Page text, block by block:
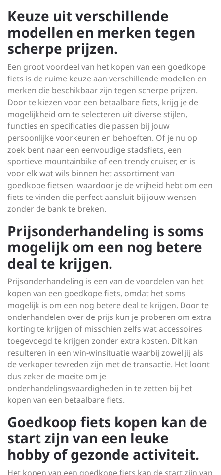
Keuze uit verschillende
modellen en merken tegen
scherpe prijzen.
Een groot voordeel van het kopen van een goedkope
fiets is de ruime keuze aan verschillende modellen en
merken die beschikbaar zijn tegen scherpe prijzen.
Door te kiezen voor een betaalbare fiets, krijg je de
mogelijkheid om te selecteren uit diverse stijlen,
functies en specificaties die passen bij jouw
persoonlijke voorkeuren en behoeften. Of je nu op
zoek bent naar een eenvoudige stadsfiets, een
sportieve mountainbike of een trendy cruiser, er is
voor elk wat wils binnen het assortiment van
goedkope fietsen, waardoor je de vrijheid hebt om een
fiets te vinden die perfect aansluit bij jouw wensen
zonder de bank te breken.
Prijsonderhandeling is soms
mogelijk om een nog betere
deal te krijgen.
Prijsonderhandeling is een van de voordelen van het
kopen van een goedkope fiets, omdat het soms
mogelijk is om een nog betere deal te krijgen. Door te
onderhandelen over de prijs kun je proberen om extra
korting te krijgen of misschien zelfs wat accessoires
toegevoegd te krijgen zonder extra kosten. Dit kan
resulteren in een win-winsituatie waarbij zowel jij als
de verkoper tevreden zijn met de transactie. Het loont
dus zeker de moeite om je
onderhandelingsvaardigheden in te zetten bij het
kopen van een betaalbare fiets.
Goedkoop fiets kopen kan de
start zijn van een leuke
hobby of gezonde activiteit.
Het kopen van een goedkope fiets kan de start zijn van